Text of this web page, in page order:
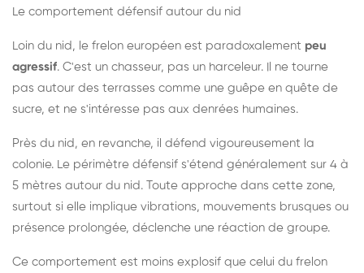
Le comportement défensif autour du nid
Loin du nid, le frelon européen est paradoxalement peu
agressif. C'est un chasseur, pas un harceleur. Il ne tourne
pas autour des terrasses comme une guêpe en quête de
sucre, et ne s'intéresse pas aux denrées humaines.
Près du nid, en revanche, il défend vigoureusement la
colonie. Le périmètre défensif s'étend généralement sur 4 à
5 mètres autour du nid. Toute approche dans cette zone,
surtout si elle implique vibrations, mouvements brusques ou
présence prolongée, déclenche une réaction de groupe.
Ce comportement est moins explosif que celui du frelon